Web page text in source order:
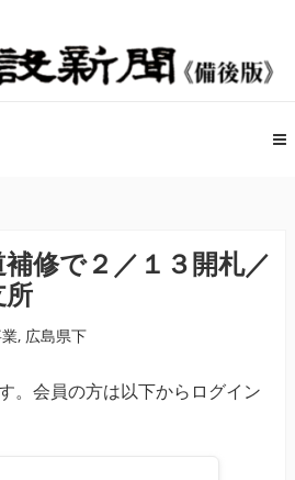
修で２／１３開札／
, 広島県下
。会員の方は以下からログイン